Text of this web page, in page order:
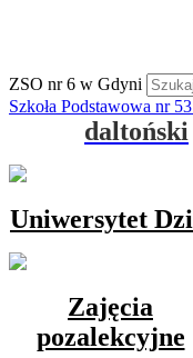
ZSO nr 6 w Gdyni
Szkoła Podstawowa nr 53
daltoński
Uniwersytet
Zajęcia
pozalekcyjne